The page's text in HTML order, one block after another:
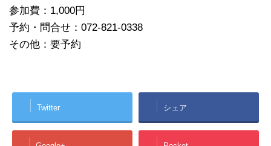
参加費：1,000円
予約・問合せ：072-821-0338
その他：要予約
Twitter シェア